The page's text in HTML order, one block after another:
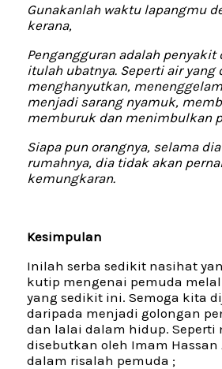
Gunakanlah waktu lapangmu
kerana,
Pengangguran adalah
itulah ubatnya. Seperti air yang
menghanyutkan,
menjadi sarang nyamuk,
memburuk dan menimbulkan
Siapa pun orangnya, selama
rumahnya, dia tidak akan
kemungkaran.
Kesimpulan
Inilah serba sedikit nasihat
kutip mengenai pemuda
yang sedikit ini. Semoga kita
daripada menjadi golongan
dan lalai dalam hidup. Seperti
disebutkan oleh Imam Hassan
dalam risalah pemuda ;